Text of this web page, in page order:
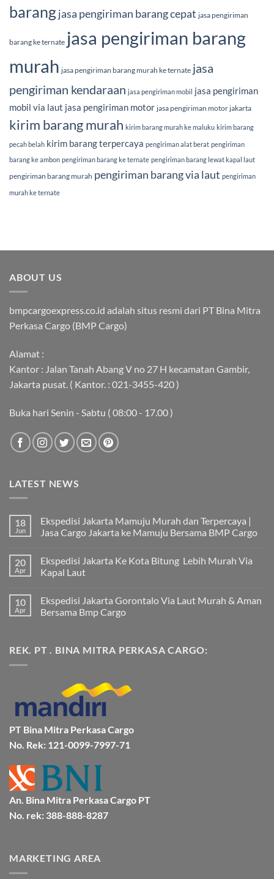
barangjasa pengiriman barang cepat jasa pengiriman
barang ke ternate jasa pengiriman barang
murah jasa pengiriman barang murah ke ternate jasa
pengiriman kendaraan jasa pengiriman mobil jasa pengiriman
mobil via laut jasa pengiriman motor jasa pengiriman motor jakarta
kirim barang murah kirim barang murah ke maluku kirim barang
pecah belah kirim barang terpercaya pengiriman alat berat pengiriman
barang ke ambon pengiriman barang ke ternate pengiriman barang lewat kapal laut
pengiriman barang murah pengiriman barang via laut pengiriman
murah ke ternate
ABOUT US
bmpcargoexpress.co.id adalah situs resmi dari PT Bina Mitra
Perkasa Cargo (BMP Cargo)
Alamat :
Kantor : Jalan Tanah Abang V no 27 H kecamatan Gambir,
Jakarta pusat. ( Kantor. : 021-3455-420 )
Buka hari Senin - Sabtu ( 08:00 - 17.00 )
LATEST NEWS
18
Jun
Ekspedisi Jakarta Mamuju Murah dan Terpercaya |
Jasa Cargo Jakarta ke Mamuju Bersama BMP Cargo
komentar
pada
Ekspedisi
Murah
dan
Terpercaya
Jakarta
ke
20
Apr
Ekspedisi Jakarta Ke Kota Bitung Lebih Murah Via
Kapal Laut
komentar
pada
Ekspedisi
Bitung
Lebih
10
Apr
Ekspedisi Jakarta Gorontalo Via Laut Murah & Aman
Bersama Bmp Cargo
pada
Ekspedisi
&
Aman
Bmp
Cargo
REK. PT . BINA MITRA PERKASA CARGO:
PT Bina Mitra Perkasa Cargo
No. Rek: 121-0099-7997-71
An. Bina Mitra Perkasa Cargo PT
No. rek: 388-888-8287
MARKETING AREA